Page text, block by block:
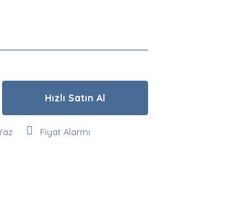
Hızlı Satın Al
Fiyat Alarmı